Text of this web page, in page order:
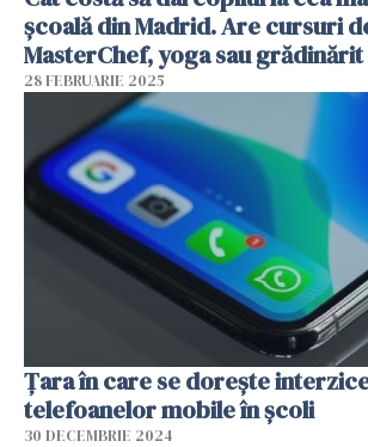
școală din Madrid. Are cursuri
MasterChef, yoga sau grădinărit
28 FEBRUARIE 2025
Țara în care se dorește
telefoanelor mobile în școli
30 DECEMBRIE 2024